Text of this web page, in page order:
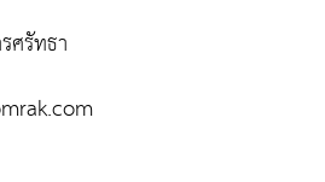
ศรัทธา